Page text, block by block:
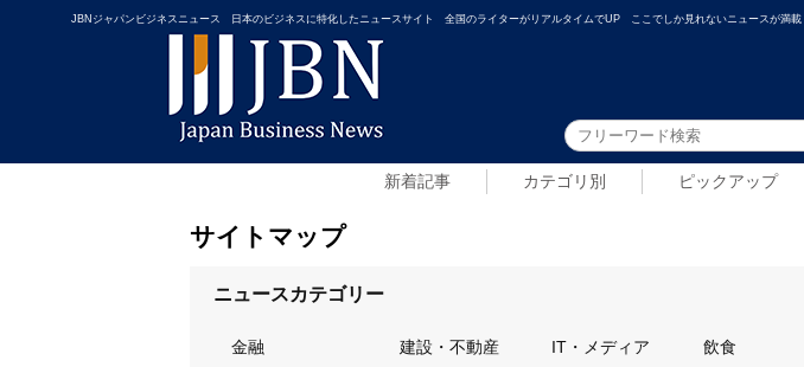
JBNジャパンビジネスニュース 日本のビジネスに特化したニュースサイト 全国のライターがリアルタイムでUP ここでしか見れないニュースが満載
新着記事 カテゴリ別 ピックアップ
サイトマップ
ニュースカテゴリー
金融 建設・不動産 IT・メディア 飲食